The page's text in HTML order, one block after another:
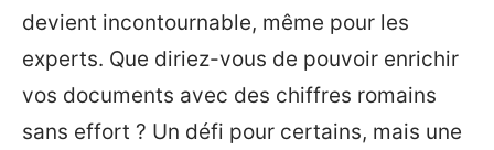
devient incontournable, même pour les
experts. Que diriez-vous de pouvoir enrichir
vos documents avec des chiffres romains
sans effort ? Un défi pour certains, mais une